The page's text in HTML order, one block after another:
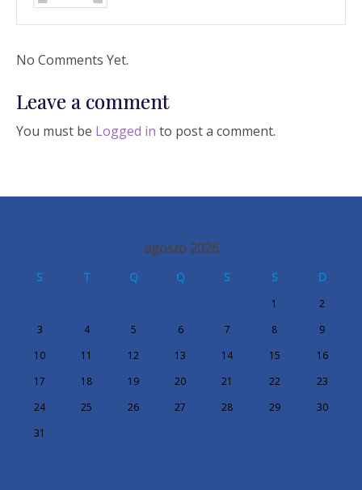
No Comments Yet.
Leave a comment
You must be Logged in to post a comment.
agosto 2026
S T Q Q S S D
1
2
3
4 5 6 7 8
9
10
11 12 13 14 15
16
17
18 19 20 21 22
23
24
25 26 27 28 29
30
31